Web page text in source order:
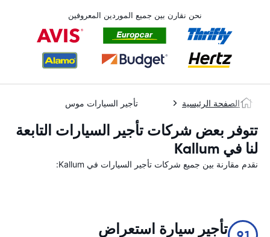
نحن نقارن بين جميع الموردين المعروفين
الصفحة الرئيسية تأجير السيارات موس
تتوفر بعض شركات تأجير السيارات التابعة
لنا في Kallum
نقدم مقارنة بين جميع شركات تأجير السيارات في Kallum:
تأجير سيارة استعراض